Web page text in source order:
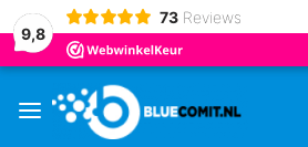
9,8
73 Reviews